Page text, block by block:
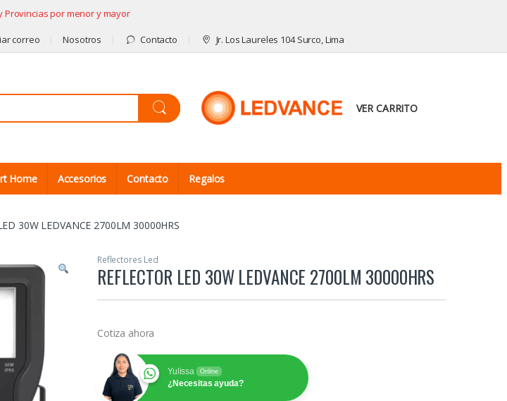
Provincias por menor y mayor
correo Nosotros Contacto Jr. Los Laureles 104 Surco, Lima
VER CARRITO
Home Accesorios Contacto Regalos
30W LEDVANCE 2700LM 30000HRS
Reflectores Led
REFLECTOR LED 30W LEDVANCE 2700LM 30000HRS
Cotiza ahora
Yulissa Online
¿Necesitas ayuda?